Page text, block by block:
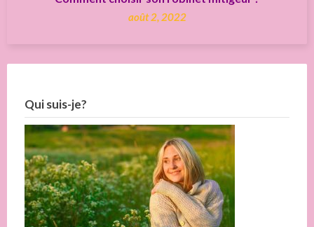
août 2, 2022
Qui suis-je?